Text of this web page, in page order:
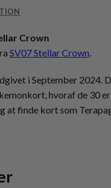
Crown
SV07 Stellar Crown
i September 2024.
hvoraf de 30
at finde kort som